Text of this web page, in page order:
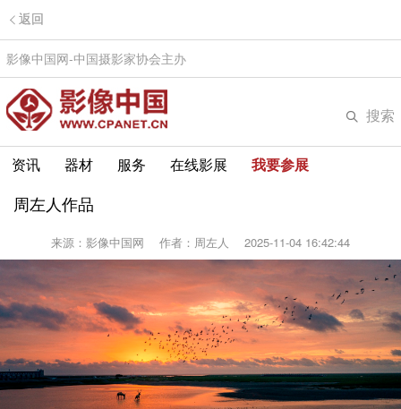
返回
影像中国网-中国摄影家协会主办
搜索
资讯 器材 服务 在线影展 我要参展
周左人作品
来源：影像中国网 作者：周左人 2025-11-04 16:42:44